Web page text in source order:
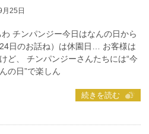
25日
わ チンパンジー今日はなんの日から
日のお話ね）は休園日… お客様は
ど、 チンパンジーさんたちには“今
の日”で楽しん
続きを読む